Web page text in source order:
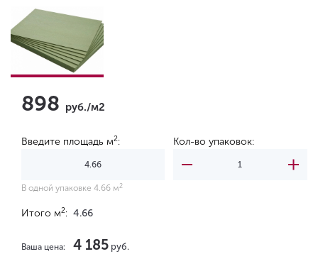
898 руб./м2
Введите площадь м2: Кол-во упаковок:
В одной упаковке 4.66 м 2
Итого м2: 4.66
Ваша цена: 4 185 руб.